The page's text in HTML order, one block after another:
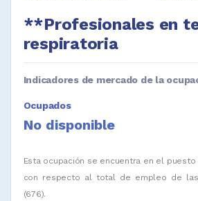
**Profesionales en
respiratoria
Indicadores de mercado de la
Ocupados
No disponible
Esta ocupación se encuentra en el
con respecto al total de empleo de las
(676).